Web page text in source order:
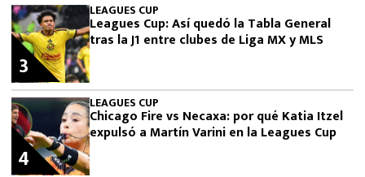
LEAGUES CUP
Leagues Cup: Así quedó la Tabla General
tras la J1 entre clubes de Liga MX y MLS
3
LEAGUES CUP
Chicago Fire vs Necaxa: por qué Katia Itzel
expulsó a Martín Varini en la Leagues Cup
4